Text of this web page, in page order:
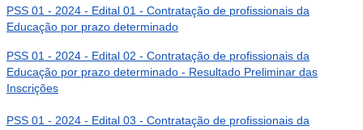
PSS 01 - 2024 - Edital 01 - Contratação de profissionais da
Educação por prazo determinado
PSS 01 - 2024 - Edital 02 - Contratação de profissionais da
Educação por prazo determinado - Resultado Preliminar das
Inscrições
PSS 01 - 2024 - Edital 03 - Contratação de profissionais da